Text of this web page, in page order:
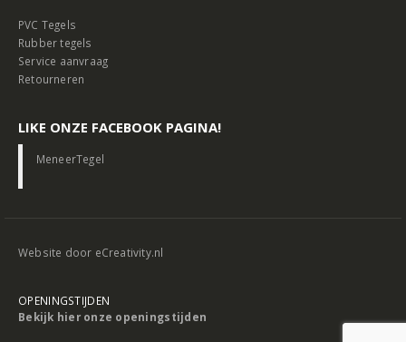
PVC Tegels
Rubber tegels
Service aanvraag
Retourneren
LIKE ONZE FACEBOOK PAGINA!
MeneerTegel
Website door eCreativity.nl
OPENINGSTIJDEN
Bekijk hier onze openingstijden